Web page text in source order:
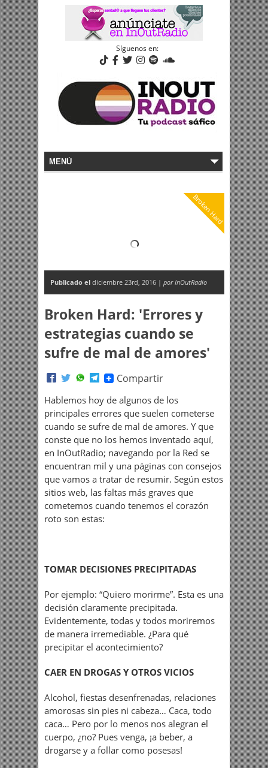
Síguenos en:
Broken Hard
Publicado el diciembre 23rd, 2016 | por InOutRadio
Broken Hard: 'Errores y
estrategias cuando se
sufre de mal de amores'
Compartir
Hablemos hoy de algunos de los
principales errores que suelen cometerse
cuando se sufre de mal de amores. Y que
conste que no los hemos inventado aquí,
en InOutRadio; navegando por la Red se
encuentran mil y una páginas con consejos
que vamos a tratar de resumir. Según estos
sitios web, las faltas más graves que
cometemos cuando tenemos el corazón
roto son estas:
TOMAR DECISIONES PRECIPITADAS
Por ejemplo: “Quiero morirme”. Esta es una
decisión claramente precipitada.
Evidentemente, todas y todos moriremos
de manera irremediable. ¿Para qué
precipitar el acontecimiento?
CAER EN DROGAS Y OTROS VICIOS
Alcohol, fiestas desenfrenadas, relaciones
amorosas sin pies ni cabeza… Caca, todo
caca… Pero por lo menos nos alegran el
cuerpo, ¿no? Pues venga, ¡a beber, a
drogarse y a follar como posesas!